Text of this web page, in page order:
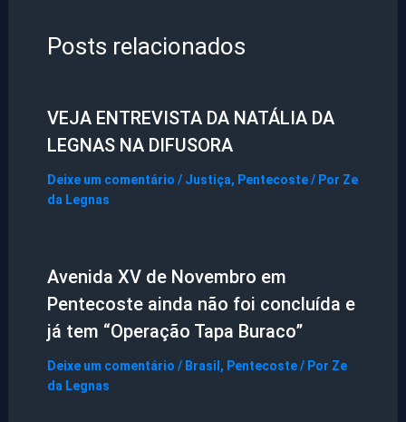
Posts relacionados
VEJA ENTREVISTA DA NATÁLIA DA
LEGNAS NA DIFUSORA
Deixe um comentário / Justiça, Pentecoste/ Por Ze
da Legnas
Avenida XV de Novembro em
Pentecoste ainda não foi concluída e
já tem “Operação Tapa Buraco”
Deixe um comentário / Brasil , Pentecoste/ Por Ze
da Legnas